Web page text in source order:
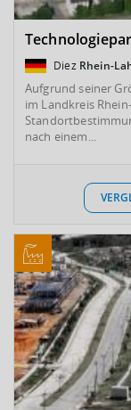
Diez Rhein-
Aufgrund seiner
im Landkreis
nach einem...